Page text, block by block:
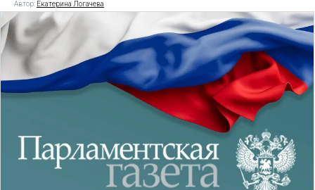
Автор: Екатерина Логачева